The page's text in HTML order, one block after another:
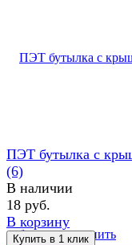
избранное сравнить
ПЭТ бутылка с
(6)
В наличии
18 руб.
В корзину